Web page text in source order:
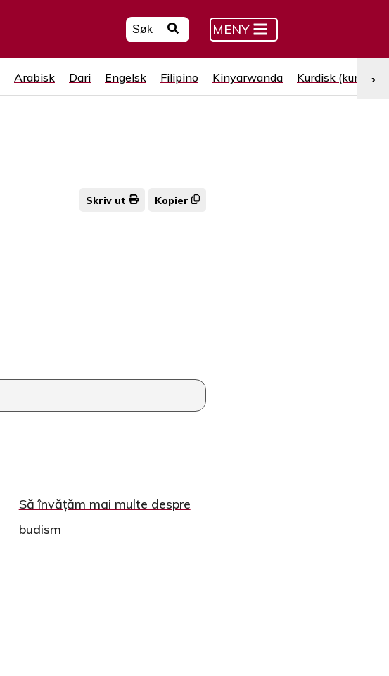
MENY
Arabisk Dari Engelsk Filipino Kinyarwanda Kurdisk ›
Skriv ut Kopier
Să învățăm mai multe despre
budism